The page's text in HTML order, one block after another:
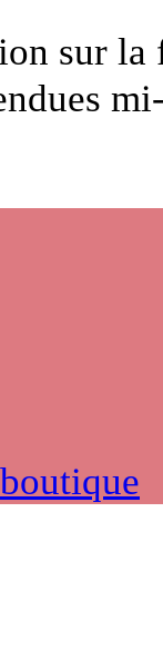
sur la